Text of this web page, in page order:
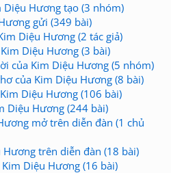
Hương tạo (3 nhóm)
gửi (349 bài)
Diệu Hương (2 tác giả)
Diệu Hương (3 bài)
của Kim Diệu Hương (5 nhóm)
của Kim Diệu Hương (8 bài)
Diệu Hương (106 bài)
Diệu Hương (244 bài)
mở trên diễn đàn (1 chủ
Hương trên diễn đàn (18 bài)
Diệu Hương (16 bài)